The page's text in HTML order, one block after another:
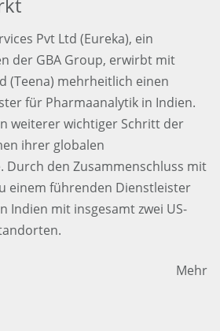
Pvt Ltd (Eureka), ein
der GBA Group, erwirbt mit
(Teena) mehrheitlich einen
für Pharmaanalytik in Indien.
weiterer wichtiger Schritt der
ihrer globalen
Durch den Zusammenschluss mit
einem führenden Dienstleister
Indien mit insgesamt zwei US-
Mehr